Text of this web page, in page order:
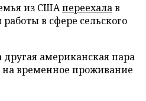
из СШАпереехалав
в сфере сельского
американская пара
временное проживание